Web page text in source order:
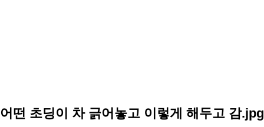
어떤 초딩이 차 긁어놓고 이렇게 해두고 감.jpg